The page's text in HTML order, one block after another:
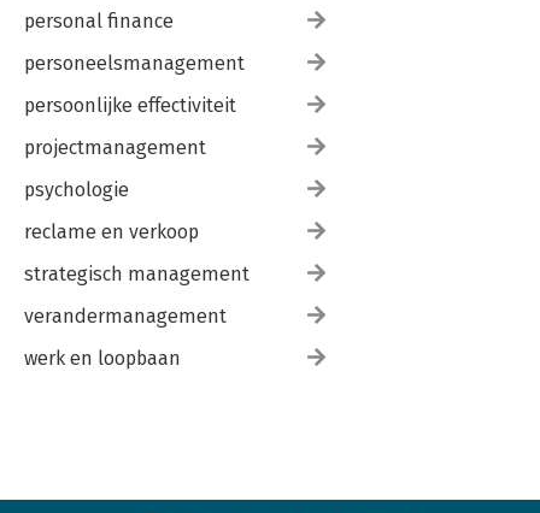
personal finance
personeelsmanagement
persoonlijke effectiviteit
projectmanagement
psychologie
reclame en verkoop
strategisch management
verandermanagement
werk en loopbaan